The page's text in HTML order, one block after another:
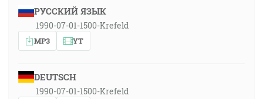
РУССКИЙ ЯЗЫК
1990-07-01-1500-Krefeld
MP3 YT
DEUTSCH
1990-07-01-1500-Krefeld